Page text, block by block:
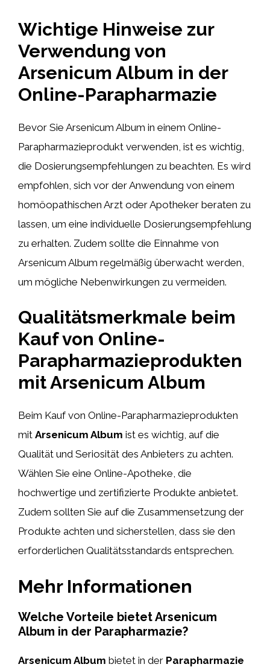
Wichtige Hinweise zur
Verwendung von
Arsenicum Album in der
Online-Parapharmazie
Bevor Sie Arsenicum Album in einem Online-
Parapharmazieprodukt verwenden, ist es wichtig,
die Dosierungsempfehlungen zu beachten. Es wird
empfohlen, sich vor der Anwendung von einem
homöopathischen Arzt oder Apotheker beraten zu
lassen, um eine individuelle Dosierungsempfehlung
zu erhalten. Zudem sollte die Einnahme von
Arsenicum Album regelmäßig überwacht werden,
um mögliche Nebenwirkungen zu vermeiden.
Qualitätsmerkmale beim
Kauf von Online-
Parapharmazieprodukten
mit Arsenicum Album
Beim Kauf von Online-Parapharmazieprodukten
mit Arsenicum Album ist es wichtig, auf die
Qualität und Seriosität des Anbieters zu achten.
Wählen Sie eine Online-Apotheke, die
hochwertige und zertifizierte Produkte anbietet.
Zudem sollten Sie auf die Zusammensetzung der
Produkte achten und sicherstellen, dass sie den
erforderlichen Qualitätsstandards entsprechen.
Mehr Informationen
Welche Vorteile bietet Arsenicum
Album in der Parapharmazie?
Arsenicum Album bietet in der Parapharmazie